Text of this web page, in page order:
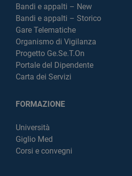
Bandi e appalti – New
Bandi e appalti – Storico
Gare Telematiche
Organismo di Vigilanza
Progetto Ge.Se.T.On
Portale del Dipendente
Carta dei Servizi
FORMAZIONE
Università
Giglio Med
Corsi e convegni